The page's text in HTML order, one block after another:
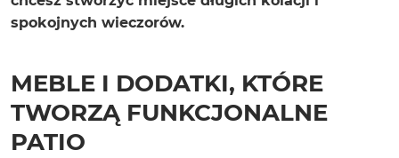
spokojnych wieczorów.
MEBLE I DODATKI, KTÓRE
TWORZĄ FUNKCJONALNE
PATIO